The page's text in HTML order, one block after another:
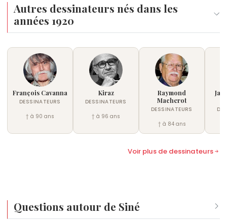
Autres dessinateurs nés dans les
années 1920
François Cavanna
DESSINATEURS
† à 90 ans
Kiraz
DESSINATEURS
† à 96 ans
Raymond
Macherot
DESSINATEURS
† à 84 ans
Voir plus de dessinateurs
Questions autour de Siné